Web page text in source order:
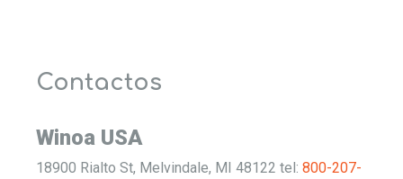
Contactos
Winoa USA
18900 Rialto St, Melvindale, MI 48122 tel: 800-207-